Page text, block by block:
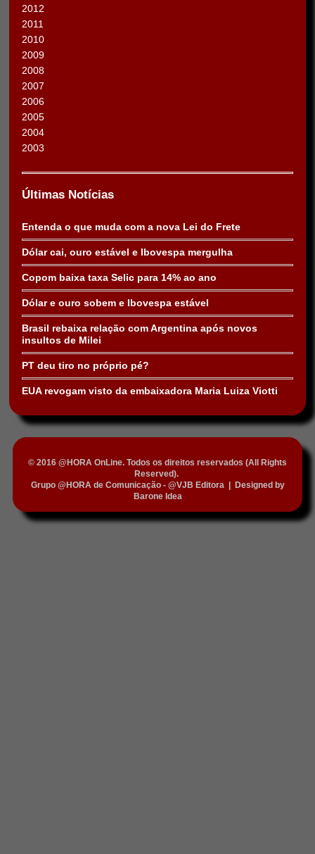
2012
2011
2010
2009
2008
2007
2006
2005
2004
2003
Últimas Notícias
Entenda o que muda com a nova Lei do Frete
Dólar cai, ouro estável e Ibovespa mergulha
Copom baixa taxa Selic para 14% ao ano
Dólar e ouro sobem e Ibovespa estável
Brasil rebaixa relação com Argentina após novos
insultos de Milei
PT deu tiro no próprio pé?
EUA revogam visto da embaixadora Maria Luiza Viotti
© 2016 @HORA OnLine. Todos os direitos reservados (All Rights
Reserved).
Grupo @HORA de Comunicação - @VJB Editora|
Designed by
Barone Idea